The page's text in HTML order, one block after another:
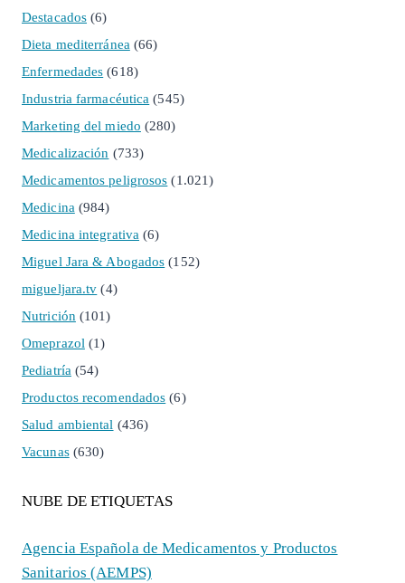
Destacados (6)
Dieta mediterránea (66)
Enfermedades (618)
Industria farmacéutica (545)
Marketing del miedo (280)
Medicalización (733)
Medicamentos peligrosos (1.021)
Medicina (984)
Medicina integrativa (6)
Miguel Jara & Abogados (152)
migueljara.tv (4)
Nutrición (101)
Omeprazol (1)
Pediatría (54)
Productos recomendados (6)
Salud ambiental (436)
Vacunas(630)
NUBE DE ETIQUETAS
Agencia Española de Medicamentos y Productos
Sanitarios (AEMPS)